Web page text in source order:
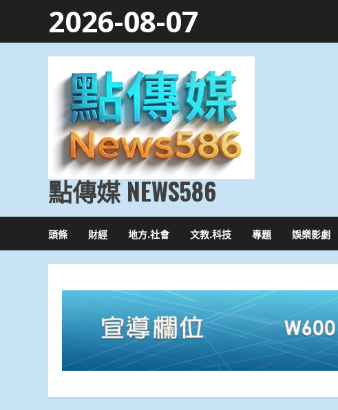
2026-08-07
點傳媒 NEWS586
頭條 財經 地方.社會 文教.科技 專題 娛樂影劇